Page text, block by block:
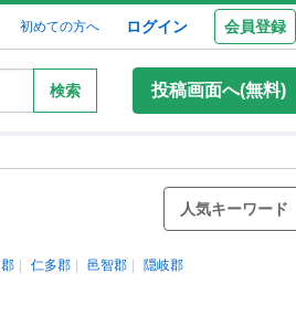
初めての方へ ログイン 会員登録
検索 投稿画面へ(無料)
人気キーワード
仁多郡 邑智郡 隠岐郡